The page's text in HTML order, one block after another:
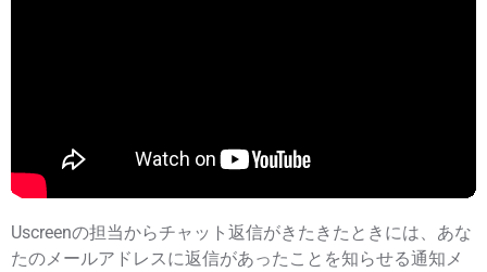
Uscreenの担当からチャット返信がきたきたときには、あな
たのメールアドレスに返信があったことを知らせる通知メ